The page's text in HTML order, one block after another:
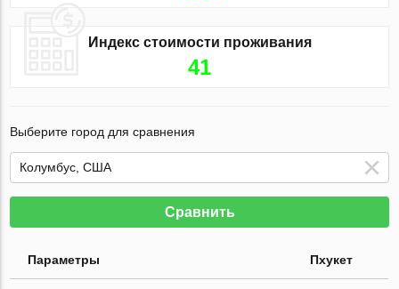
Индекс стоимости проживания
41
Выберите город для сравнения
Сравнить
Параметры Пхукет